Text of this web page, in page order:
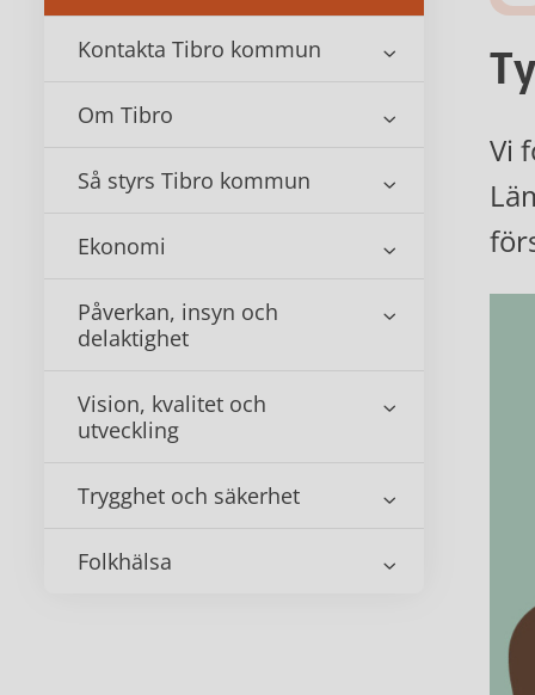
Kontakta Tibro kommun
Om Tibro
Så styrs Tibro kommun
Ekonomi
Påverkan, insyn och
delaktighet
Vision, kvalitet och
utveckling
Trygghet och säkerhet
Folkhälsa
Vi